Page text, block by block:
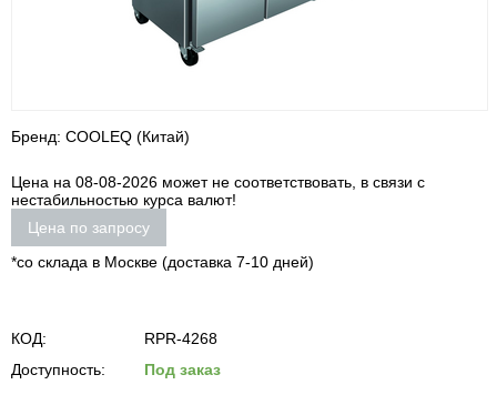
Бренд: COOLEQ (Китай)
Цена на 08-08-2026 может не соответствовать, в связи с
нестабильностью курса валют!
Цена по запросу
*со склада в Москве (доставка 7-10 дней)
КОД:
RPR-4268
Доступность:
Под заказ